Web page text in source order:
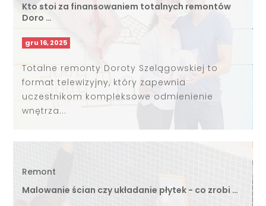
Kto stoi za finansowaniem totalnych remontów
Doro …
gru 16, 2025
Totalne remonty Doroty Szelągowskiej to
format telewizyjny, który zapewnia
uczestnikom kompleksowe odmienienie
wnętrza...
Remont
Malowanie ścian czy układanie płytek - co zrobi …